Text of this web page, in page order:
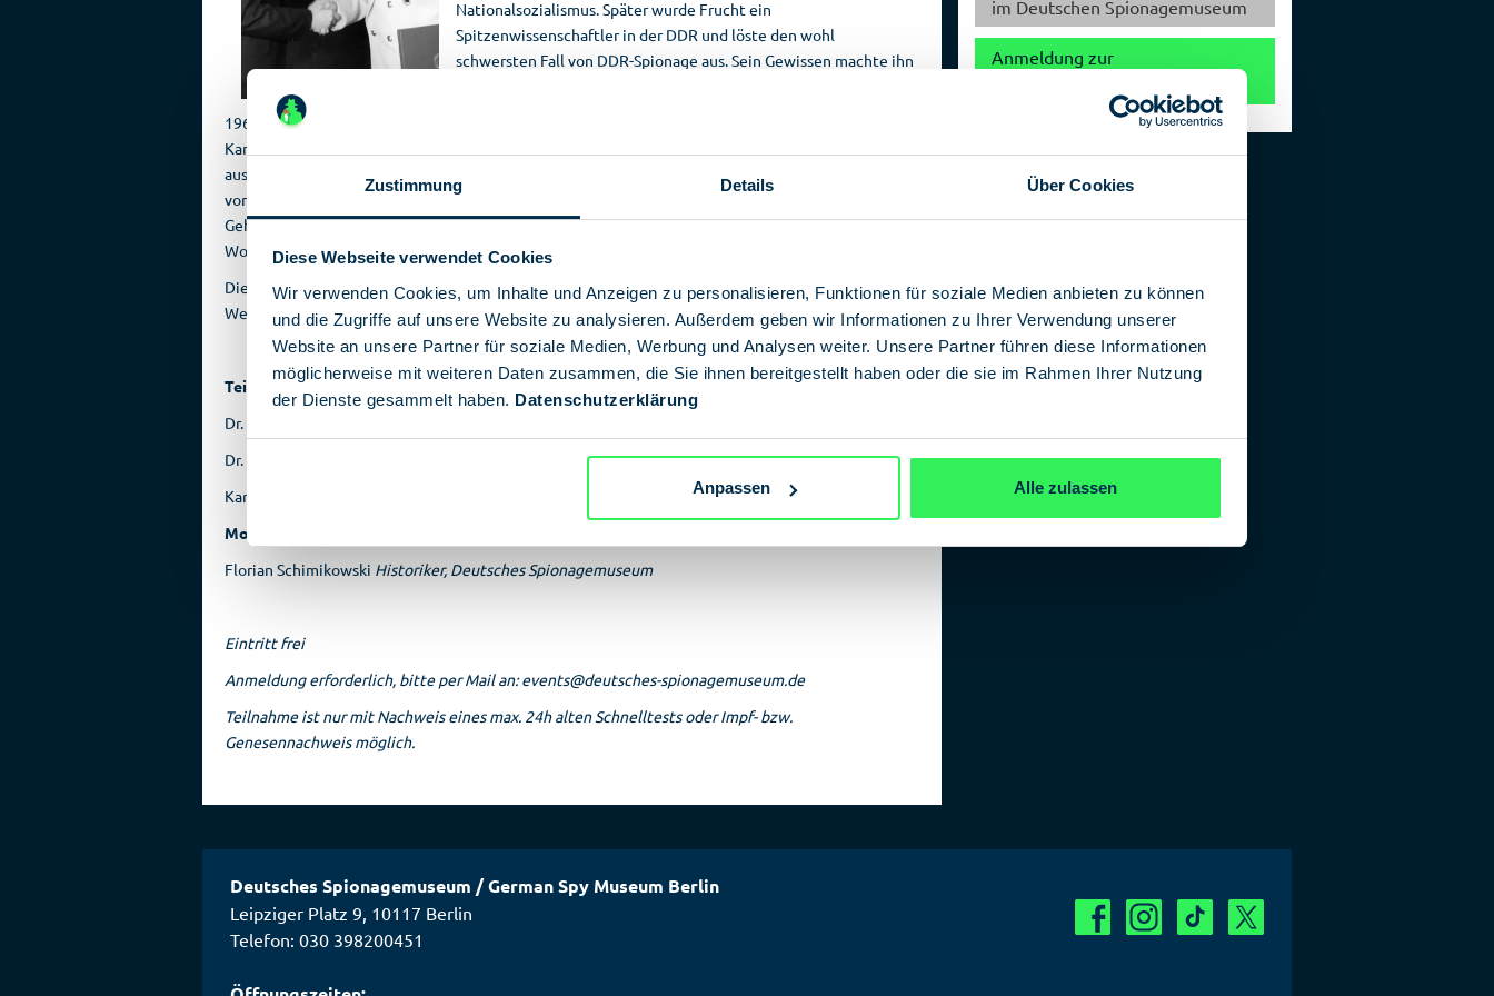
Zustimmung Details Über Cookies
Diese Webseite verwendet Cookies
Wir verwenden Cookies, um Inhalte und Anzeigen zu personalisieren, Funktionen für soziale Medien anbieten zu können
und die Zugriffe auf unsere Website zu analysieren. Außerdem geben wir Informationen zu Ihrer Verwendung unserer
Website an unsere Partner für soziale Medien, Werbung und Analysen weiter. Unsere Partner führen diese Informationen
möglicherweise mit weiteren Daten zusammen, die Sie ihnen bereitgestellt haben oder die sie im Rahmen Ihrer Nutzung
der Dienste gesammelt haben. Datenschutzerklärung
Anpassen Alle zulassen
veranstalter
im Deutschen Spionagemuseum
Anmeldung zur
Nationalsozialismus. Später wurde Frucht ein
Spitzenwissenschaftler in der DDR und löste den wohl
schwersten Fall von DDR-Spionage aus. Sein Gewissen machte ihn
1962 erfuhr Frucht in seinem Institut für Arbeitsphysiologie von einem neuen chemischen
Kampfstoff. Damit ließen sich die Radarstationen des Westens für mindestens zwölf Stunden
ausschalten. Amerikas Norden wäre dann einem Angriff schutzlos ausgeliefert gewesen. Frucht war
von diesem militärischen Geheimnis schockiert. Er beschloss zu handeln, wendete sich an einen US-
Geheimdienst und beging Hochverrat. Das Urteil: lebenslange Haft. Ein Glücksfall, so sein Anwalt
Wolfgang Vogel: »Es hätte auch die Todesstrafe sein können!«
Die ganze Geschichte dieses brisanten und internationalen Stück Zeitgeschichte erzählt uns ein
Weggefährte Fruchts, sowie seine Kinder Karin Frucht und Ulrich Frucht.
Teilnehmer
Dr. Walter Katzung
Dr. Ulrich Frucht
Karin Frucht
Moderation
Florian Schimikowski Historiker, Deutsches Spionagemuseum
Eintritt frei
Anmeldung erforderlich, bitte per Mail an: events@deutsches-spionagemuseum.de
Teilnahme ist nur mit Nachweis eines max. 24h alten Schnelltests oder Impf- bzw.
Genesennachweis möglich.
Deutsches Spionagemuseum /German Spy Museum Berlin
Leipziger Platz 9, 10117 Berlin
Telefon: 030 398200451